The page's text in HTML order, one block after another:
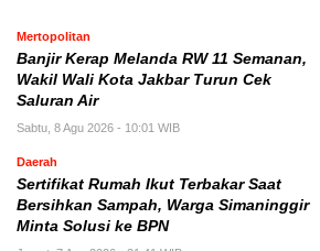
Mertopolitan
Banjir Kerap Melanda RW 11 Semanan,
Wakil Wali Kota Jakbar Turun Cek
Saluran Air
Sabtu, 8 Agu 2026 - 10:01 WIB
Daerah
Sertifikat Rumah Ikut Terbakar Saat
Bersihkan Sampah, Warga Simaninggir
Minta Solusi ke BPN